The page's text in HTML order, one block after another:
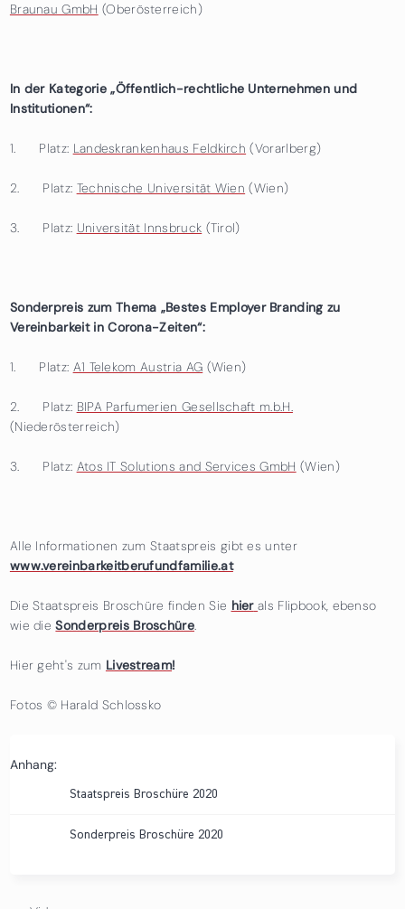
Braunau GmbH (Oberösterreich)
In der Kategorie „Öffentlich-rechtliche Unternehmen und
Institutionen“:
1. Platz: Landeskrankenhaus Feldkirch (Vorarlberg)
2. Platz: Technische Universität Wien (Wien)
3. Platz: Universität Innsbruck (Tirol)
Sonderpreis zum Thema „Bestes Employer Branding zu
Vereinbarkeit in Corona-Zeiten“:
1. Platz: A1 Telekom Austria AG (Wien)
2. Platz: BIPA Parfumerien Gesellschaft m.b.H.
(Niederösterreich)
3. Platz: Atos IT Solutions and Services GmbH (Wien)
Alle Informationen zum Staatspreis gibt es unter
www.vereinbarkeitberufundfamilie.at
Die Staatspreis Broschüre finden Sie hier als Flipbook, ebenso
wie dieSonderpreis Broschüre.
Hier geht's zum Livestream!
Fotos © Harald Schlossko
Anhang:
Staatspreis Broschüre 2020
Sonderpreis Broschüre 2020